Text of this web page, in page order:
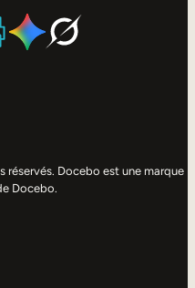
Docebo est une marque
Docebo.